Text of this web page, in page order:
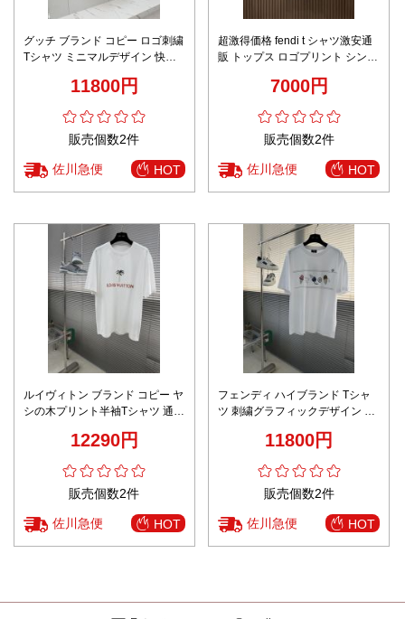
グッチ ブランド コピー ロゴ刺繍
Tシャツ ミニマルデザイン 快適
11800円
販売個数2件
佐川急便 HOT
超激得価格 fendi t シャツ激安通
販 トップス ロゴプリント シンプ
7000円
販売個数2件
佐川急便 HOT
ルイヴィトン ブランド コピー ヤ
シの木プリント半袖Tシャツ 通気
12290円
販売個数2件
佐川急便 HOT
フェンディ ハイブランド Tシャ
ツ 刺繍グラフィックデザイン ク
11800円
販売個数2件
佐川急便 HOT